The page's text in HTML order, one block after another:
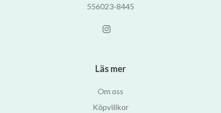
556023-8445
Läs mer
Om oss
Köpvillkor